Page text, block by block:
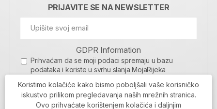
PRIJAVITE SE NA NEWSLETTER
GDPR Information
Prihvaćam da se moji podaci spremaju u bazu
podataka i koriste u svrhu slanja MojaRijeka
MOJARIJEKA NEWSLETTER
PRIJAVI SE
Koristimo kolačiće kako bismo poboljšali vaše korisničko
iskustvo prilikom pregledavanja naših mrežnih stranica.
Ovo prihvaćate korištenjem kolačića i daljnjim